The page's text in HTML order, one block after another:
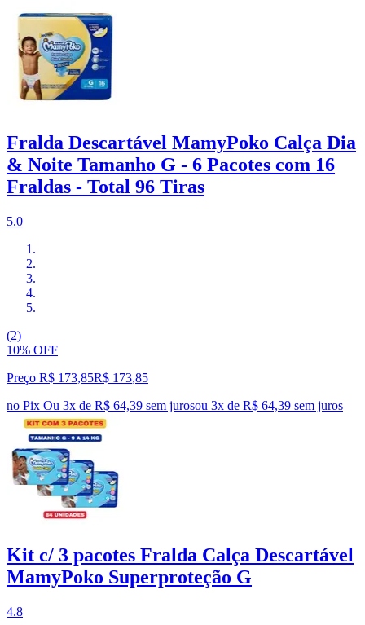
Fralda Descartável MamyPoko Calça Dia
& Noite Tamanho G - 6 Pacotes com 16
Fraldas - Total 96 Tiras
5.0
(2)
10% OFF
Preço R$ 173,85R$ 173,85
no Pix Ou 3x de R$ 64,39 sem jurosou 3x de R$ 64,39 sem juros
Kit c/ 3 pacotes Fralda Calça Descartável
MamyPoko Superproteção G
4.8